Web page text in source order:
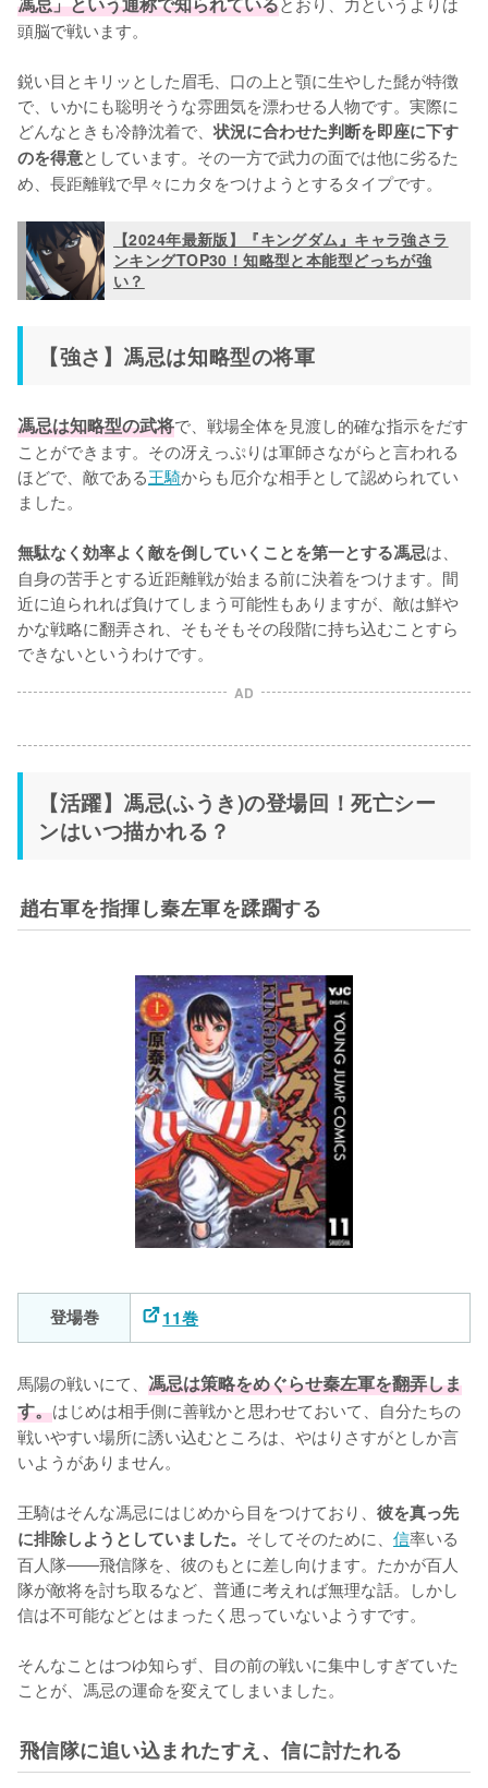
頭脳で戦います。
鋭い目とキリッとした眉毛、口の上と顎に生やした髭が特徴
で、いかにも聡明そうな雰囲気を漂わせる人物です。実際に
どんなときも冷静沈着で、状況に合わせた判断を即座に下す
のを得意としています。その一方で武力の面では他に劣るた
め、長距離戦で早々にカタをつけようとするタイプです。
【2024年最新版】『キングダム』キャラ強さラ
ンキングTOP30！知略型と本能型どっちが強
い？
【強さ】馮忌は知略型の将軍
馮忌は知略型の武将で、戦場全体を見渡し的確な指示をだす
ことができます。その冴えっぷりは軍師さながらと言われる
ほどで、敵である王騎からも厄介な相手として認められてい
ました。
無駄なく効率よく敵を倒していくことを第一とする馮忌は、
自身の苦手とする近距離戦が始まる前に決着をつけます。間
近に迫られれば負けてしまう可能性もありますが、敵は鮮や
かな戦略に翻弄され、そもそもその段階に持ち込むことすら
できないというわけです。
AD
【活躍】馮忌(ふうき)の登場回！死亡シー
ンはいつ描かれる？
趙右軍を指揮し秦左軍を蹂躙する
登場巻 11巻
馬陽の戦いにて、 馮忌は策略をめぐらせ秦左軍を翻弄しま
す。はじめは相手側に善戦かと思わせておいて、自分たちの
戦いやすい場所に誘い込むところは、やはりさすがとしか言
いようがありません。
王騎はそんな馮忌にはじめから目をつけており、 彼を真っ先
に排除しようとしていました。 そしてそのために、 信率いる
百人隊――飛信隊を、彼のもとに差し向けます。たかが百人
隊が敵将を討ち取るなど、普通に考えれば無理な話。しかし
信は不可能などとはまったく思っていないようすです。
そんなことはつゆ知らず、目の前の戦いに集中しすぎていた
ことが、馮忌の運命を変えてしまいました。
飛信隊に追い込まれたすえ、信に討たれる